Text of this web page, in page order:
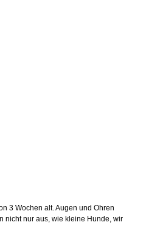
3 Wochen alt. Augen und Ohren
nicht nur aus, wie kleine Hunde, wir